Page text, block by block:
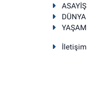
ASAYİŞ
DÜNYA
YAŞAM
İletişim